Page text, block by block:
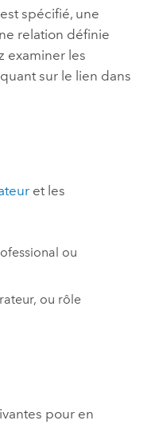
spécifié, une
relation définie
examiner les
sur le lien dans
et les
ou
ou rôle
pour en